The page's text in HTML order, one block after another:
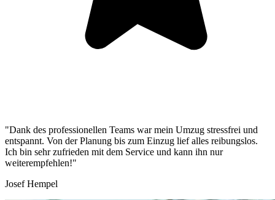
"Dank des professionellen Teams war mein Umzug stressfrei und
entspannt. Von der Planung bis zum Einzug lief alles reibungslos.
Ich bin sehr zufrieden mit dem Service und kann ihn nur
weiterempfehlen!"
Josef Hempel